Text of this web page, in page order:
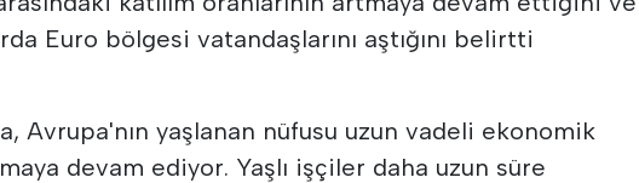
Euro bölgesi vatandaşlarını aştığını belirtti
Avrupa'nın yaşlanan nüfusu uzun vadeli ekonomik
devam ediyor. Yaşlı işçiler daha uzun süre